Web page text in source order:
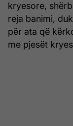
kryesore,
reja banimi,
për ata që
me pjesët